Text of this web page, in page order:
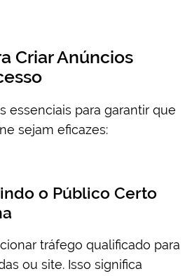
Criar Anúncios
essenciais para garantir que
sejam eficazes:
o Público Certo
tráfego qualificado para
ou site. Isso significa